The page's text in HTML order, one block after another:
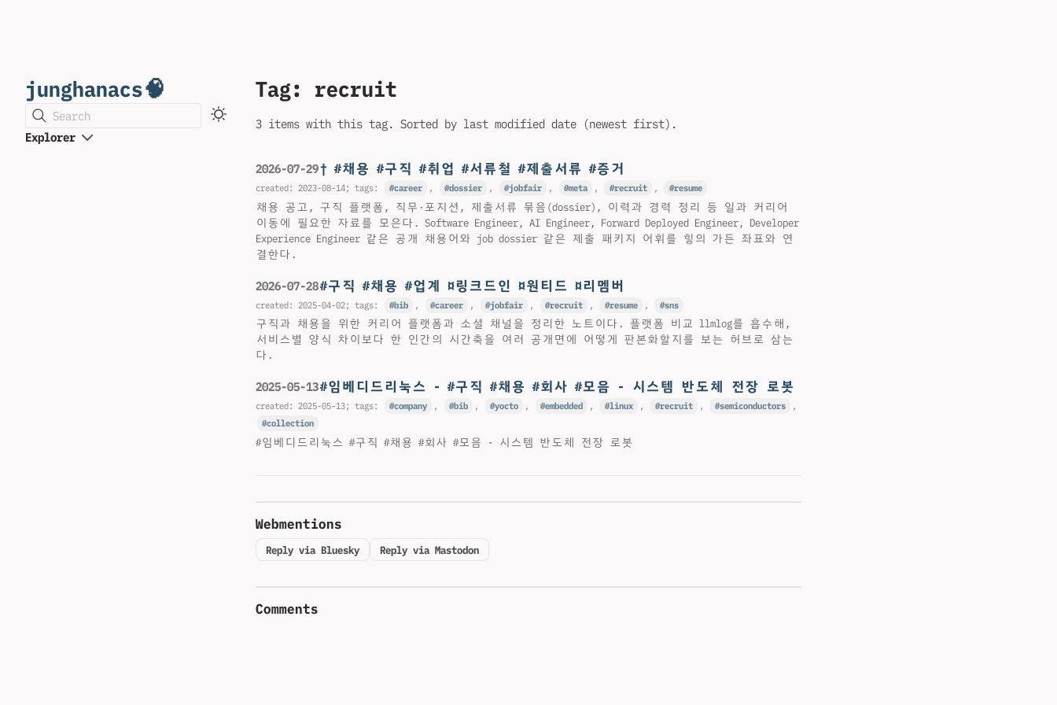
junghanacs🧠
Search
Explorer
Tag: recruit
3 items with this tag. Sorted by last modified date (newest first).
2026-07-29† #채용 #구직 #취업 #서류철 #제출서류 #증거
created: 2023-08-14; tags: career , dossier , jobfair , meta , recruit , resume
채용 공고, 구직 플랫폼, 직무·포지션, 제출서류 묶음(dossier), 이력과 경력 정리 등 일과 커리어
이동에 필요한 자료를 모은다. Software Engineer, AI Engineer, Forward Deployed Engineer, Developer
Experience Engineer 같은 공개 채용어와 job dossier 같은 제출 패키지 어휘를 힣의 가든 좌표와 연
결한다.
2026-07-28#구직 #채용 #업계 ¤링크드인 ¤원티드 ¤리멤버
created: 2025-04-02; tags: bib , career , jobfair , recruit , resume , sns
구직과 채용을 위한 커리어 플랫폼과 소셜 채널을 정리한 노트이다. 플랫폼 비교 llmlog를 흡수해,
서비스별 양식 차이보다 한 인간의 시간축을 여러 공개면에 어떻게 판본화할지를 보는 허브로 삼는
다.
2025-05-13#임베디드리눅스 - #구직 #채용 #회사 #모음 - 시스템 반도체 전장 로봇
created: 2025-05-13; tags: company , bib , yocto , embedded , linux , recruit , semiconductors
,
collection
#임베디드리눅스 #구직 #채용 #회사 #모음 - 시스템 반도체 전장 로봇
Webmentions
Reply via Bluesky Reply via Mastodon
Comments